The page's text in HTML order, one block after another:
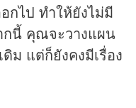
กไป ทำให้ยังไม่มี
กนี้ คุณจะวางแผน
ม แต่ก็ยังคงมีเรื่อง